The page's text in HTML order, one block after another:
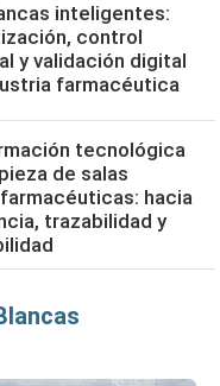
inteligentes:
control
y validación digital
farmacéutica
tecnológica
de salas
hacia
trazabilidad y